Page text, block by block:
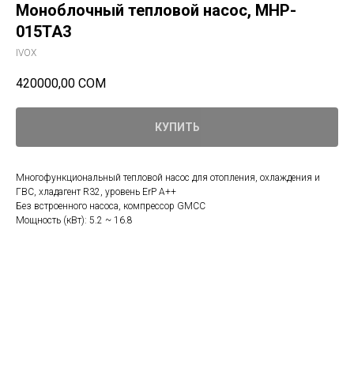
Моноблочный тепловой насос, MHP-
015TA3
IVOX
420000,00 СОМ
КУПИТЬ
Многофункциональный тепловой насос для отопления, охлаждения и
ГВС, хладагент R32, уровень ErP A++
Без встроенного насоса, компрессор GMCC
Мощность (кВт): 5.2 ~ 16.8